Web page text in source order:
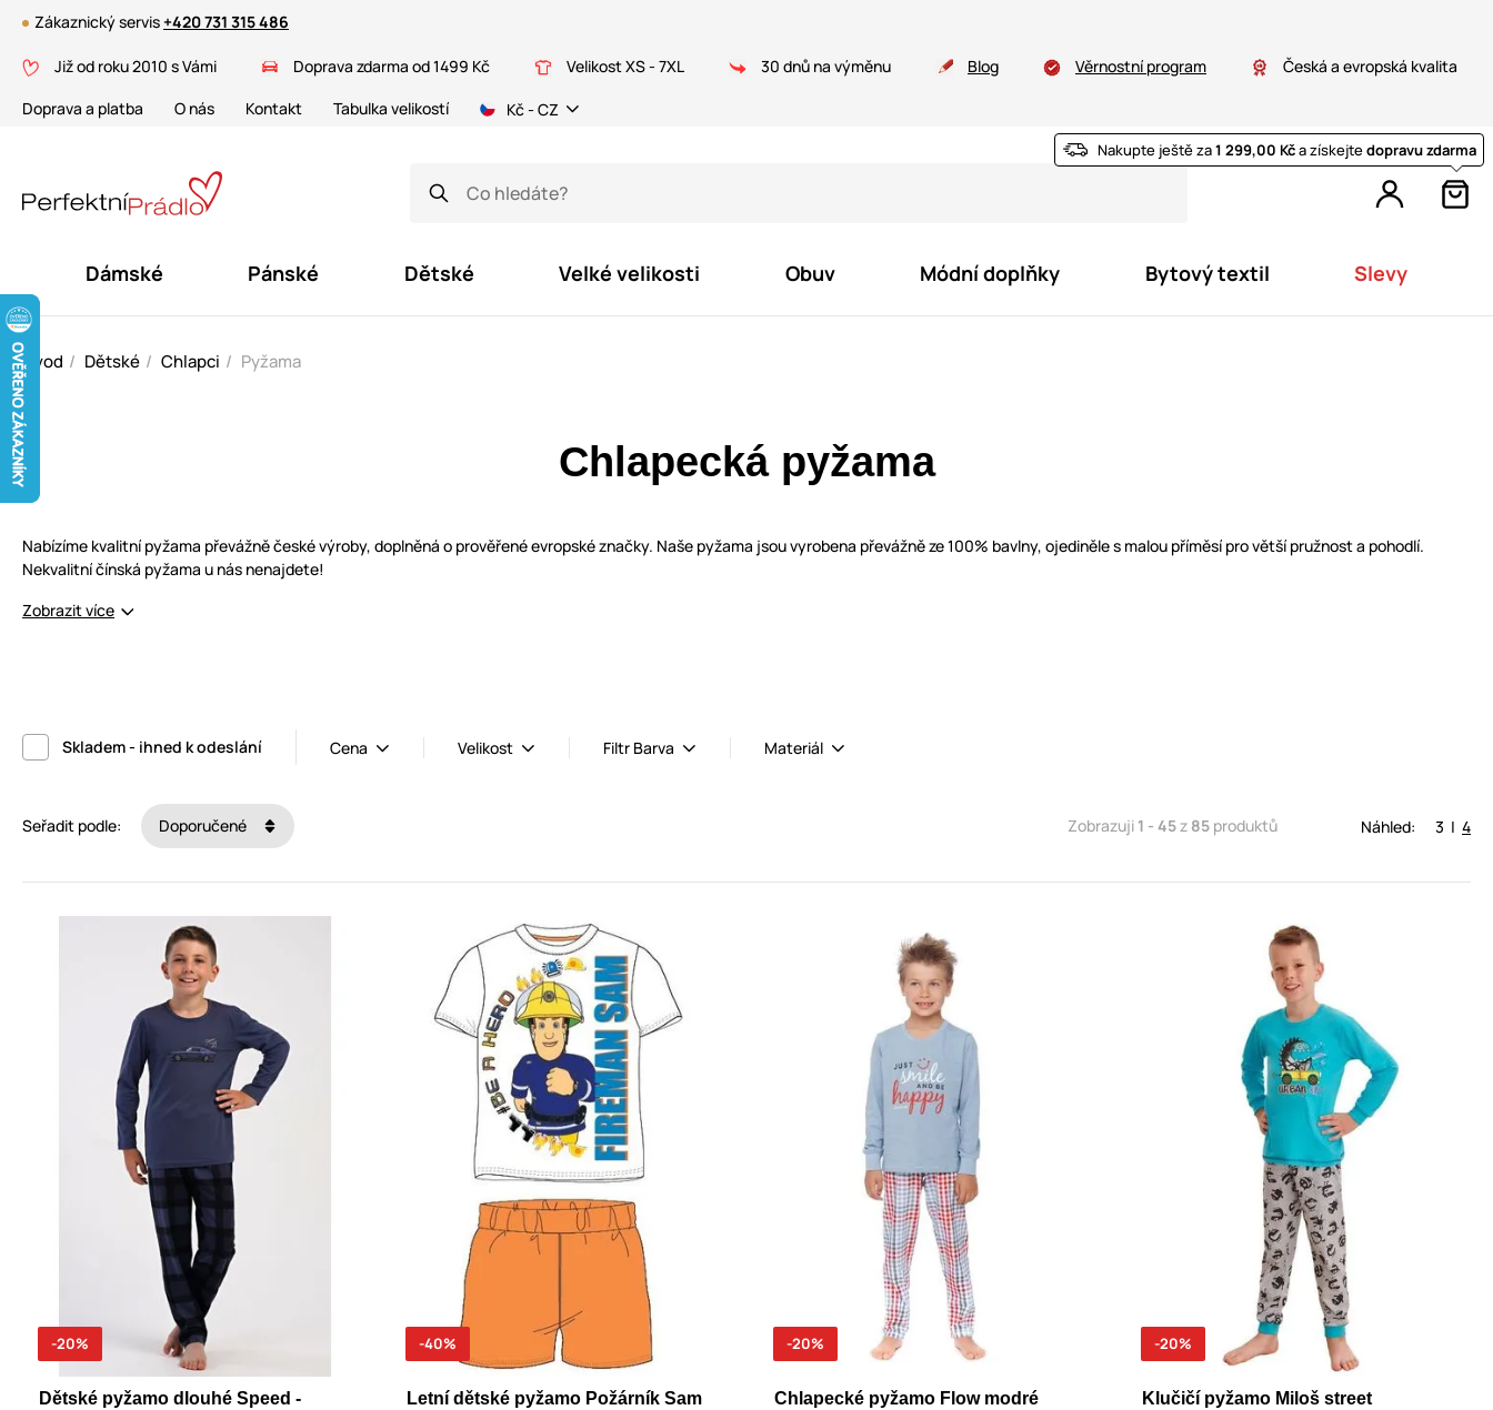
Zákaznický servis+420 731 315 486
Již od roku 2010 s Vámi Doprava zdarma od 1499 Kč Velikost XS - 7XL 30 dnů na výměnu Blog Věrnostní program
Česká a evropská kvalita
Doprava a platba
O nás Kontakt Tabulka velikostí Kč - CZ
Nakupte ještě za1 299,00 Kča získejtedopravu zdarma
Dámské Pánské Dětské Velké velikosti Obuv Módní doplňky Bytový textil Slevy
Úvod Dětské Chlapci Pyžama
Chlapecká pyžama
Nabízíme kvalitní pyžama převážně české výroby, doplněná o prověřené evropské značky. Naše pyžama jsou vyrobena převážně ze 100% bavlny, ojediněle s malou příměsí pro větší pružnost a pohodlí.
Nekvalitní čínská pyžama u nás nenajdete!
Zobrazit více
Skladem - ihned k odeslání Cena Velikost Filtr Barva Materiál
Seřadit podle: Doporučené Zobrazuji 1 - 45z 85 produktů Náhled: 3 | 4
-20%
Dětské pyžamo dlouhé Speed -
-40%
Letní dětské pyžamo Požárník Sam
-20%
Chlapecké pyžamo Flow modré
-20%
Klučičí pyžamo Miloš street